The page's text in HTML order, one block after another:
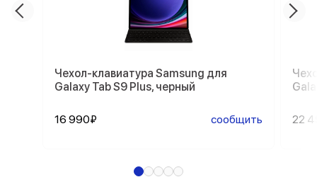
Чехол-клавиатура Samsung для
Galaxy Tab S9 Plus, черный
16 990₽ сообщить 22